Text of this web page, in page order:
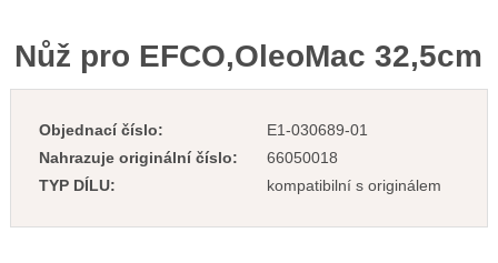
Nůž pro EFCO,OleoMac 32,5cm
Objednací číslo:
E1-030689-01
Nahrazuje originální číslo:
66050018
TYP DÍLU:
kompatibilní s originálem